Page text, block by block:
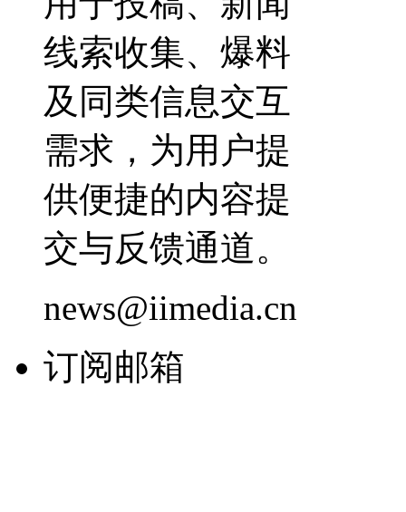
线索收集、爆料
及同类信息交互
需求，为用户提
供便捷的内容提
交与反馈通道。
news@iimedia.cn
订阅邮箱